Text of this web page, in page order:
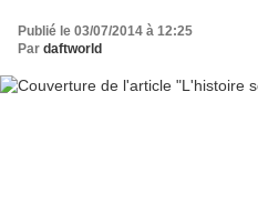
Publié le 03/07/2014 à 12:25
Par daftworld